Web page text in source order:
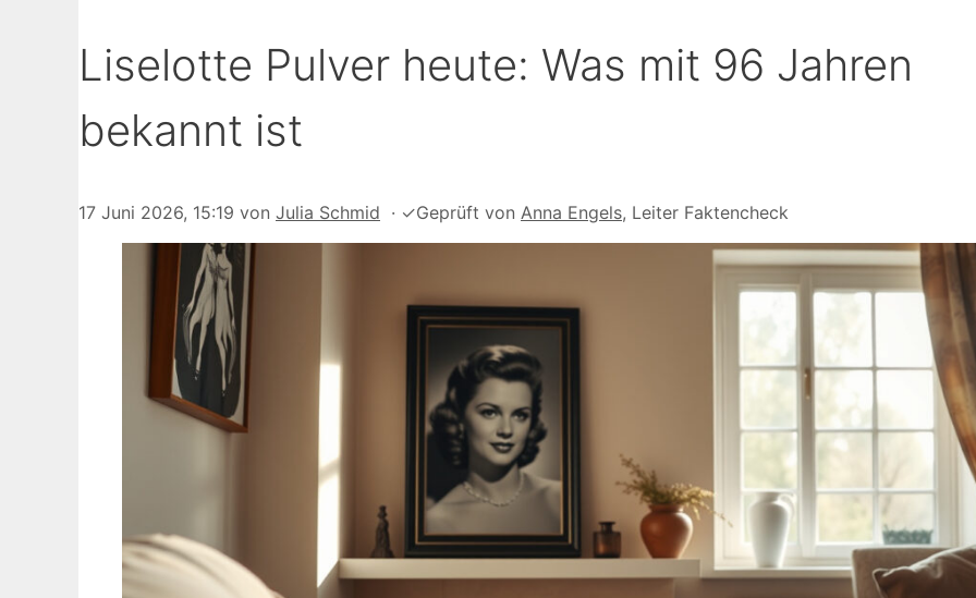
Liselotte Pulver heute: Was mit 96 Jahren
bekannt ist
17 Juni 2026, 15:19 von Julia Schmid · ✓Geprüft von Anna Engels, Leiter Faktencheck